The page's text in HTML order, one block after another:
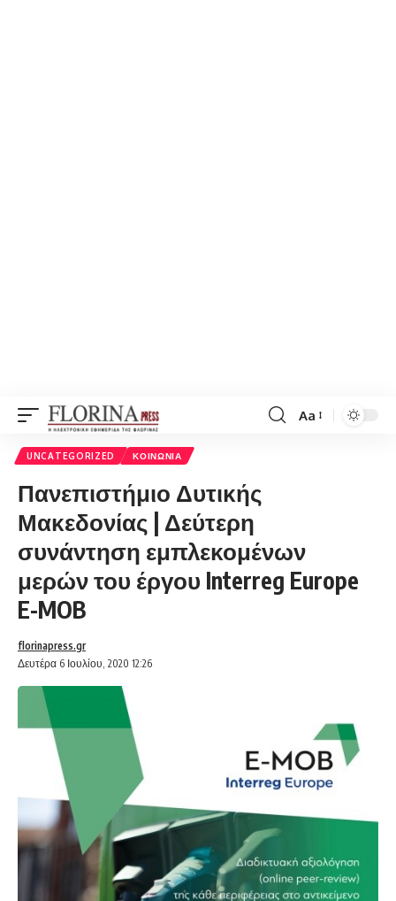
Font
Aa
UNCATEGORIZED ΚΟΙΝΩΝΊΑ
Πανεπιστήμιο Δυτικής
Μακεδονίας | Δεύτερη
συνάντηση εμπλεκομένων
μερών του έργου Interreg Europe
E-MOB
Δευτέρα 6 Ιουλίου, 2020 12:26
florinapress.gr